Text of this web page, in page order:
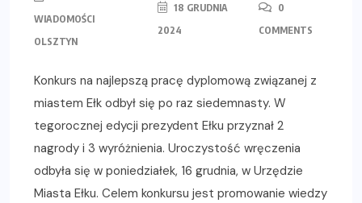
WIADOMOŚCI
OLSZTYN
18 GRUDNIA
2024
0
COMMENTS
Konkurs na najlepszą pracę dyplomową związanej z
miastem Ełk odbył się po raz siedemnasty. W
tegorocznej edycji prezydent Ełku przyznał 2
nagrody i 3 wyróżnienia. Uroczystość wręczenia
odbyła się w poniedziałek, 16 grudnia, w Urzędzie
Miasta Ełku. Celem konkursu jest promowanie wiedzy